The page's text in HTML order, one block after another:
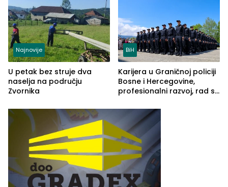
Najnovije
U petak bez struje dva
naselja na području
Zvornika
BiH
Karijera u Graničnoj policiji
Bosne i Hercegovine,
profesionalni razvoj, rad sa
služba građanima